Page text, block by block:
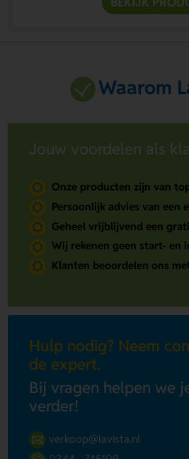
Waarom
Jouw voordelen als
Onze producten zijn van
Persoonlijk advies van een
Geheel vrijblijvend een
Wij rekenen geen start- en
Klanten beoordelen ons
Hulp nodig? Neem
de expert.
Bij vragen helpen we
verder!
verkoop@lavista.nl